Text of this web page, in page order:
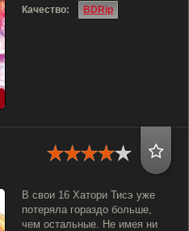
Качество:
BDRip
В свои 16 Хатори Тисэ уже
потеряла гораздо больше,
чем остальные. Не имея ни